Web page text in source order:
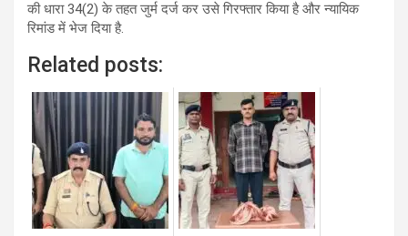
की धारा 34(2) के तहत जुर्म दर्ज कर उसे गिरफ्तार किया है और न्यायिक
रिमांड में भेज दिया है.
Related posts: